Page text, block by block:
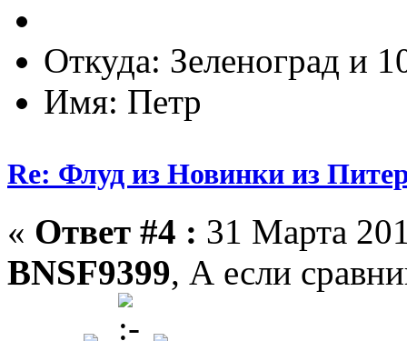
Откуда: Зеленоград и
Имя: Петр
Re: Флуд из Новинки из
« Ответ #4 : 31 Марта
BNSF9399, А если